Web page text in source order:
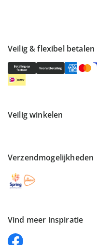
Veilig & flexibel betalen
Veilig winkelen
Verzendmogelijkheden
Vind meer inspiratie